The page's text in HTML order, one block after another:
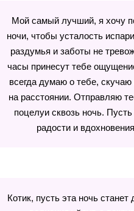
Мой самый лучший, я хочу
ночи, чтобы усталость
раздумья и заботы не
часы принесут тебе
всегда думаю о тебе,
на расстоянии. Отправляю
поцелуи сквозь ночь.
радости и
Котик, пусть эта ночь